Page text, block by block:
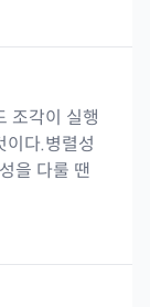
조각이 실행
이다.병렬성
을 다룰 땐